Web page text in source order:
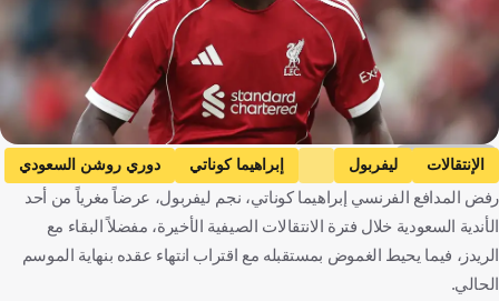
Getty Images
الإنتقالات ليفربول إبراهيما كوناتي
دوري روشن السعودي
ريال مدريد
إنجلترا فرنسا
المملكة العربية السعودية
إسبانيا
كرة قدم
رفض المدافع الفرنسي إبراهيما كوناتي، نجم ليفربول، عرضاً مغرياً من أحد
الأندية السعودية خلال فترة الانتقالات الصيفية الأخيرة، مفضلاً البقاء مع
الريدز، فيما يحيط الغموض بمستقبله مع اقتراب انتهاء عقده بنهاية الموسم
الحالي.